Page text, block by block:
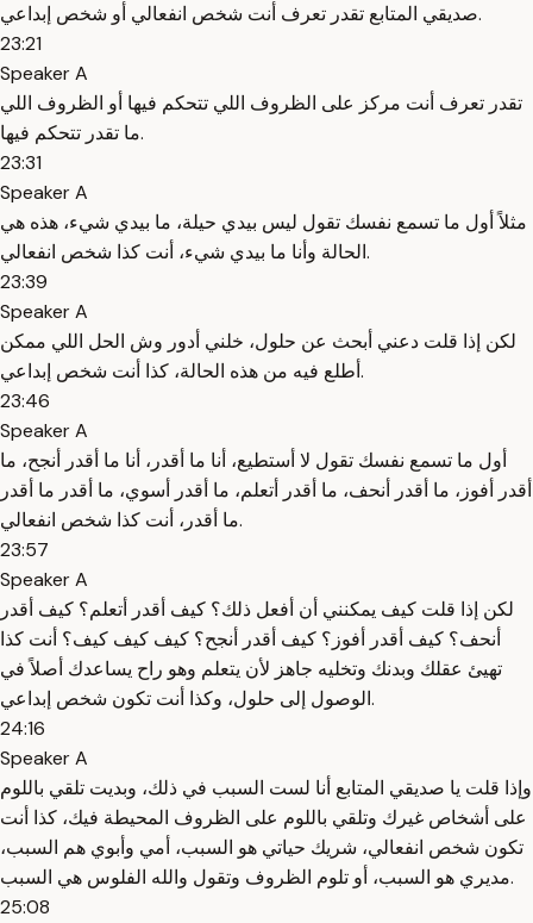
صديقي المتابع تقدر تعرف أنت شخص انفعالي أو شخص إبداعي.
23:21
Speaker A
تقدر تعرف أنت مركز على الظروف اللي تتحكم فيها أو الظروف اللي
ما تقدر تتحكم فيها.
23:31
Speaker A
مثلاً أول ما تسمع نفسك تقول ليس بيدي حيلة، ما بيدي شيء، هذه هي
الحالة وأنا ما بيدي شيء، أنت كذا شخص انفعالي.
23:39
Speaker A
لكن إذا قلت دعني أبحث عن حلول، خلني أدور وش الحل اللي ممكن
أطلع فيه من هذه الحالة، كذا أنت شخص إبداعي.
23:46
Speaker A
أول ما تسمع نفسك تقول لا أستطيع، أنا ما أقدر، أنا ما أقدر أنجح، ما
أقدر أفوز، ما أقدر أنحف، ما أقدر أتعلم، ما أقدر أسوي، ما أقدر ما أقدر
ما أقدر، أنت كذا شخص انفعالي.
23:57
Speaker A
لكن إذا قلت كيف يمكنني أن أفعل ذلك؟ كيف أقدر أتعلم؟ كيف أقدر
أنحف؟ كيف أقدر أفوز؟ كيف أقدر أنجح؟ كيف كيف كيف؟ أنت كذا
تهيئ عقلك وبدنك وتخليه جاهز لأن يتعلم وهو راح يساعدك أصلاً في
الوصول إلى حلول، وكذا أنت تكون شخص إبداعي.
24:16
Speaker A
وإذا قلت يا صديقي المتابع أنا لست السبب في ذلك، وبديت تلقي باللوم
على أشخاص غيرك وتلقي باللوم على الظروف المحيطة فيك، كذا أنت
تكون شخص انفعالي، شريك حياتي هو السبب، أمي وأبوي هم السبب،
مديري هو السبب، أو تلوم الظروف وتقول والله الفلوس هي السبب.
25:08